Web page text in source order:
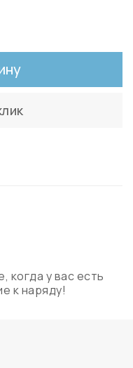
когда у вас есть
к наряду!